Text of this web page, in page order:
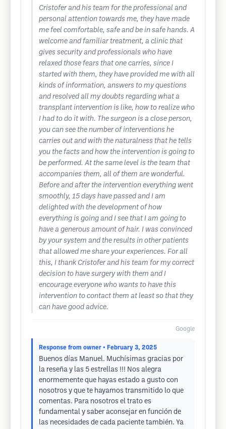
Cristofer and his team for the professional and
personal attention towards me, they have made
me feel comfortable, safe and be in safe hands. A
welcome and familiar treatment, a clinic that
gives security and professionals who have
relaxed those fears that one carries, since I
started with them, they have provided me with all
kinds of information, answers to my questions
and resolved all my doubts regarding what a
transplant intervention is like, how to realize who
I had to do it with. The surgeon is a close person,
you can see the number of interventions he
carries out and with the naturalness that he tells
you the facts and how the intervention is going to
be performed. At the same level is the team that
accompanies them, all of them are wonderful.
Before and after the intervention everything went
smoothly, 15 days have passed and I am
delighted with the development of how
everything is going and I see that I am going to
have a generous amount of hair. I was convinced
by your system and the results in other patients
that allowed me share your experiences. For all
this, I thank Cristofer and his team for my correct
decision to have surgery with them and I
encourage everyone who wants to have this
intervention to contact them at least so that they
can have good advice.
Google
Response from owner • February 3, 2025
Buenos días Manuel. Muchísimas gracias por
la reseña y las 5 estrellas !!! Nos alegra
enormemente que hayas estado a gusto con
nosotros y que te hayamos transmitido lo que
comentas. Para nosotros el trato es
fundamental y saber aconsejar en función de
las necesidades de cada paciente también. Ya